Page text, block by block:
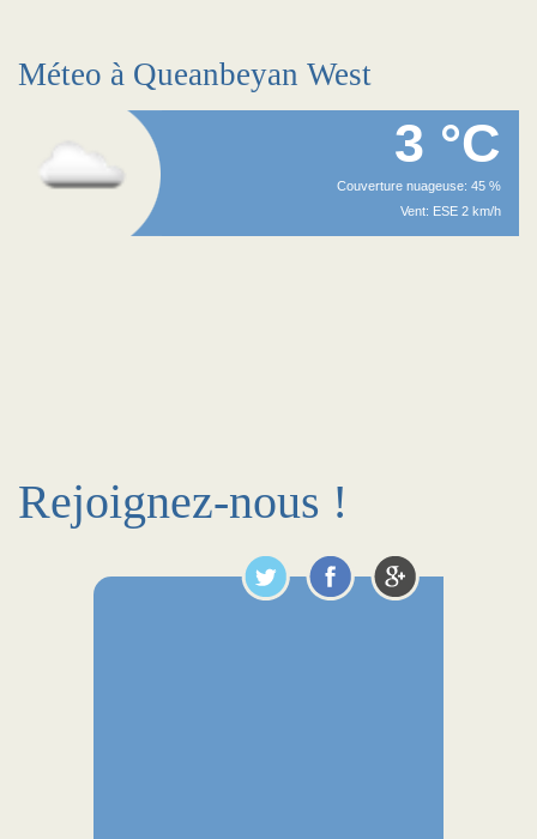
Méteo à Queanbeyan West
3 °C
Couverture nuageuse: 45 %
Vent: ESE 2 km/h
Rejoignez-nous !